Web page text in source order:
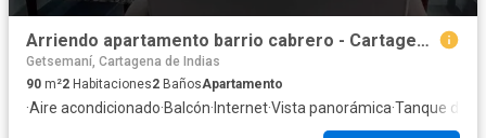
Arriendo apartamento barrio cabrero - Cartagena de Indias
Getsemaní, Cartagena de Indias
90 m²2 Habitaciones2 BañosApartamento
·Aire acondicionado·Balcón· Internet·Vista panorámica·Tanque de